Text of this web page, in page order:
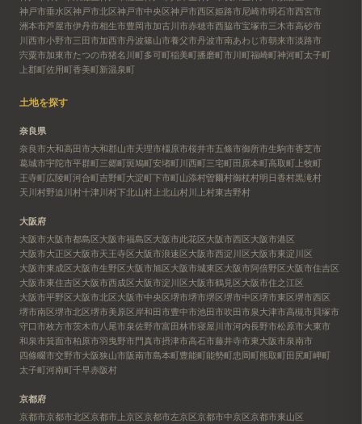
神戸市垂水区神戸市北区神戸市中央区神戸市西区姫路市尼崎市明石市西宮市
洲本市芦屋市伊丹市相生市豊岡市加古川市赤穂市西脇市宝塚市三木市高砂市
川西市小野市三田市加西市丹波篠山市養父市丹波市南あわじ市朝来市淡路市
宍粟市加東市たつの市猪名川町多可町稲美町播磨町市川町福崎町神河町太子町
上郡町佐用町香美町新温泉町
土地を探す
奈良県
奈良市大和高田市大和郡山市天理市橿原市桜井市五條市御所市生駒市香芝市
葛城市宇陀市平群町三郷町斑鳩町安堵町川西町三宅町田原本町高取町 上牧町
王寺町広陵町河合町吉野町大淀町下市町山添村曽爾村御杖村明日香村黒滝村
天川村野迫川村十津川村下北山村 上北山村川上村東吉野村
大阪府
大阪市大阪市都島区大阪市福島区大阪市此花区大阪市西区大阪市港区
大阪市大正区大阪市天王寺区大阪市浪速区大阪市西淀川区大阪市東淀川区
大阪市東成区大阪市生野区大阪市旭区大阪市城東区大阪市阿倍野区大阪市住吉区
大阪市東住吉区大阪市西成区大阪市淀川区大阪市鶴見区大阪市住之江区
大阪市平野区大阪市北区大阪市中央区堺市堺市堺区堺市中区堺市東区堺市西区
堺市南区堺市北区堺市美原区岸和田市豊中市池田市吹田市泉大津市高槻市 貝塚市
守口市枚方市茨木市八尾市泉佐野市富田林市寝屋川市河内長野市松原市大東市
和泉市箕面市柏原市羽曳野市門真市摂津市高石市藤井寺市東大阪市泉南市
四條畷市交野市大阪狭山市阪南市島本町豊能町能勢町忠岡町熊取町田尻町岬町
太子町河南町千早赤阪村
京都府
京都市京都市北区京都市上京区京都市左京区京都市中京区京都市東山区